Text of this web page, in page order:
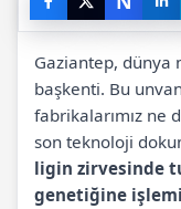
Gaziantep, dünya
başkenti. Bu
fabrikalarımız ne
son teknoloji
ligin zirvesinde
genetiğine